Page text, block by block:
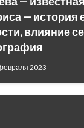
— история
влияние
2023